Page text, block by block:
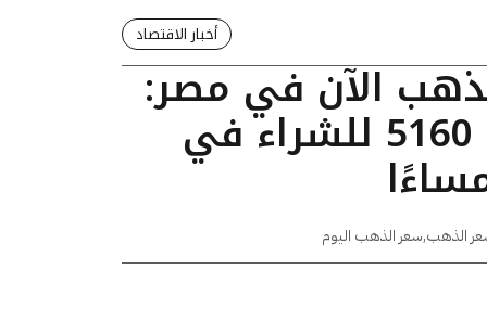
أخبار الاقتصاد
الآن في مصر:
عيار 24 يسجل 5160 للشراء في
الذهب,سعر الذهب اليوم